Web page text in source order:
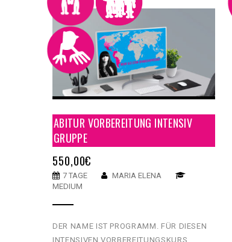
ABITUR VORBEREITUNG INTENSIV
GRUPPE
550,00€
7 TAGE
MARIA ELENA
MEDIUM
DER NAME IST PROGRAMM. FÜR DIESEN
INTENSIVEN VORBEREITUNGSKURS